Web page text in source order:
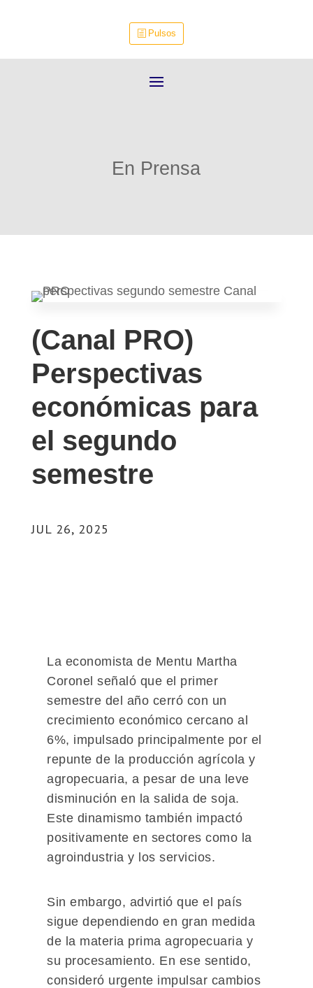
Pulsos
En Prensa
(Canal PRO)
Perspectivas
económicas para
el segundo
semestre
JUL 26, 2025
La economista de Mentu Martha
Coronel señaló que el primer
semestre del año cerró con un
crecimiento económico cercano al
6%, impulsado principalmente por el
repunte de la producción agrícola y
agropecuaria, a pesar de una leve
disminución en la salida de soja.
Este dinamismo también impactó
positivamente en sectores como la
agroindustria y los servicios.
Sin embargo, advirtió que el país
sigue dependiendo en gran medida
de la materia prima agropecuaria y
su procesamiento. En ese sentido,
consideró urgente impulsar cambios